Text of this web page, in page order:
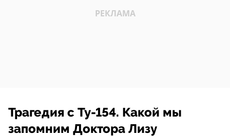
Трагедия с Ту-154. Какой мы
запомним Доктора Лизу